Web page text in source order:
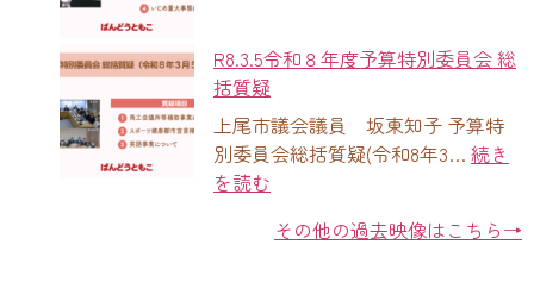
R8.3.5令和８年度予算特別委員会 総
括質疑
上尾市議会議員 坂東知子 予算特
別委員会総括質疑(令和8年3… 続き
を読む
その他の過去映像はこちら→